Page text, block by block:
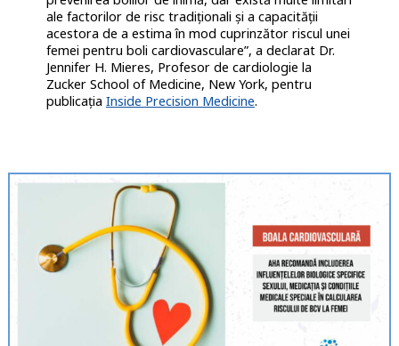
ale factorilor de risc tradiționali și a capacității
acestora de a estima în mod cuprinzător riscul unei
femei pentru boli cardiovasculare”, a declarat Dr.
Jennifer H. Mieres, Profesor de cardiologie la
Zucker School of Medicine, New York, pentru
publicația Inside Precision Medicine.